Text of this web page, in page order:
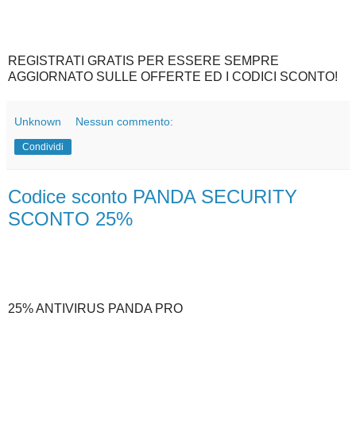
REGISTRATI GRATIS PER ESSERE SEMPRE
AGGIORNATO SULLE OFFERTE ED I CODICI SCONTO!
Unknown Nessun commento:
Condividi
Codice sconto PANDA SECURITY
SCONTO 25%
25% ANTIVIRUS PANDA PRO